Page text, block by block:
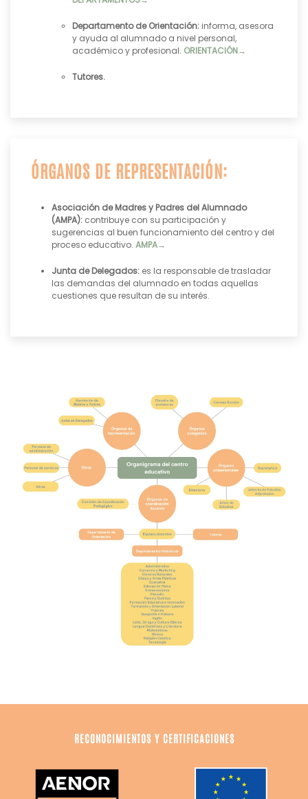
Departamento de Orientación: informa, asesora
y ayuda al alumnado a nivel personal,
académico y profesional. ORIENTACIÓN→
Tutores.
ÓRGANOS DE REPRESENTACIÓN:
Asociación de Madres y Padres del Alumnado
(AMPA): contribuye con su participación y
sugerencias al buen funcionamiento del centro y del
proceso educativo. AMPA→
Junta de Delegados: es la responsable de trasladar
las demandas del alumnado en todas aquellas
cuestiones que resultan de su interés.
RECONOCIMIENTOS Y CERTIFICACIONES